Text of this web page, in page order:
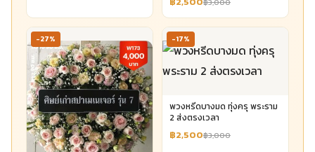
฿3,000
-27% -17%
พวงหรีดบางมด ทุ่งครุ พระราม
2 ส่งตรงเวลา
฿2,500฿3,000